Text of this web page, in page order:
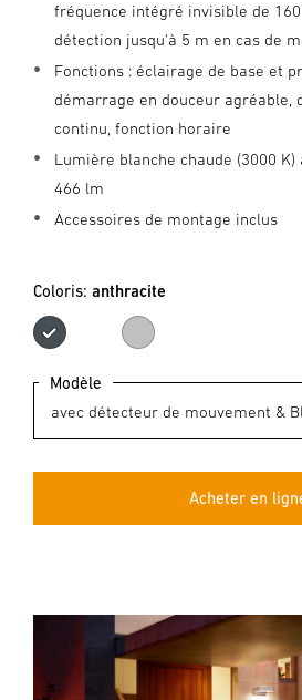
fréquence intégré invisible de
détection jusqu'à 5 m en cas de
Fonctions : éclairage de base et
démarrage en douceur agréable,
continu, fonction horaire
Lumière blanche chaude (3000 K)
466 lm
Accessoires de montage inclus
Coloris: anthracite
anthraciteargenté
Modèle
Acheter en